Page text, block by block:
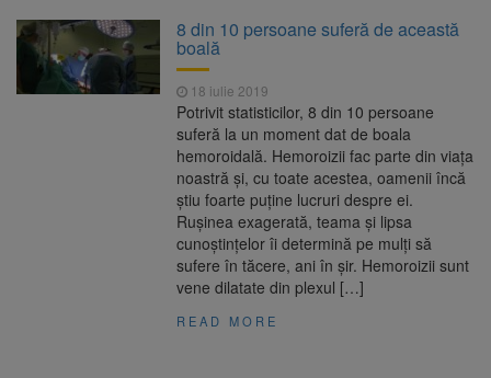
Piața Star din Brașov au fost demolate
7 august 2026
Platforma Belvedere de pe
Tâmpa intră în renovare. Contract de peste 1
milion de lei și termen de trei luni
Unul dintre cele mai mari
parcuri ale Brașovului va fi amenajat în
Bartolomeu-Avantgarden. Contractul a fost
Trafic blocat pe DN1E Brașov
– Poiana Brașov după un accident. Două
persoane primesc îngrijiri medicale
8 din 10 persoane suferă de această
boală
18 iulie 2019
Potrivit statisticilor, 8 din 10 persoane
suferă la un moment dat de boala
hemoroidală. Hemoroizii fac parte din viața
noastră și, cu toate acestea, oamenii încă
știu foarte puține lucruri despre ei.
Rușinea exagerată, teama și lipsa
cunoștințelor îi determină pe mulți să
sufere în tăcere, ani în șir. Hemoroizii sunt
vene dilatate din plexul […]
READ MORE